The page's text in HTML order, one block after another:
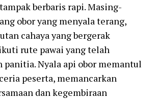
berbaris rapi. Masing-
obor yang menyala terang,
cahaya yang bergerak
rute pawai yang telah
Nyala api obor memantul
peserta, memancarkan
dan kegembiraan